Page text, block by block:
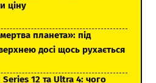
ціну
планета»: під
досі щось рухається
12 та Ultra 4: чого